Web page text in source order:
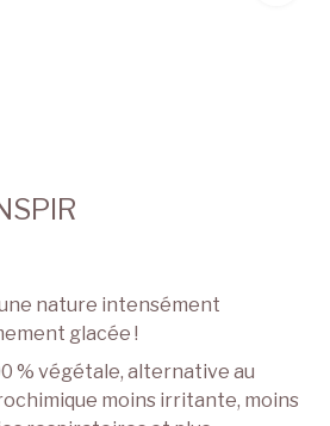
une nature intensément
glacée !
% végétale, alternative au
moins irritante, moins